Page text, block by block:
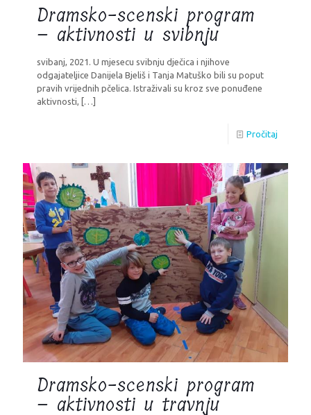
Dramsko-scenski program
– aktivnosti u svibnju
svibanj, 2021. U mjesecu svibnju dječica i njihove
odgajateljice Danijela Bjeliš i Tanja Matuško bili su poput
pravih vrijednih pčelica. Istraživali su kroz sve ponuđene
aktivnosti, […]
Pročitaj
Dramsko-scenski program
– aktivnosti u travnju